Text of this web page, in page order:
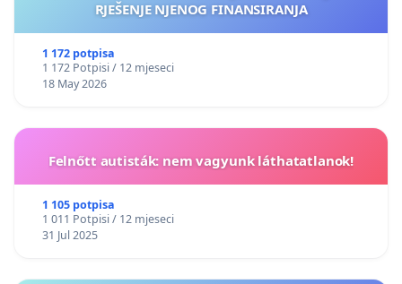
RJEŠENJE NJENOG FINANSIRANJA
1 172 potpisa
1 172 Potpisi / 12 mjeseci
18 May 2026
Felnőtt autisták: nem vagyunk láthatatlanok!
1 105 potpisa
1 011 Potpisi / 12 mjeseci
31 Jul 2025